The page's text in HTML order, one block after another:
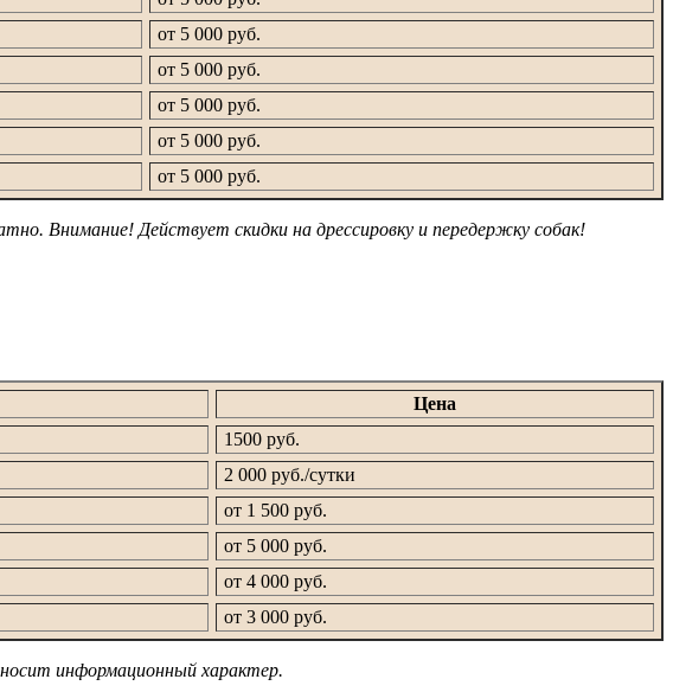
от 5 000 руб.
от 5 000 руб.
от 5 000 руб.
от 5 000 руб.
от 5 000 руб.
Внимание! Действует скидки на дрессировку и передержку собак!
Цена
1500 руб.
2 000 руб./сутки
от 1 500 руб.
от 5 000 руб.
от 4 000 руб.
от 3 000 руб.
информационный характер.